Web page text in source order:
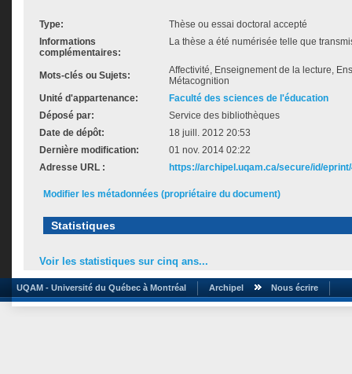
Type:
Thèse ou essai doctoral accepté
Informations
complémentaires:
La thèse a été numérisée telle que
Mots-clés ou Sujets:
Affectivité, Enseignement de la lecture,
Métacognition
Unité d'appartenance:
Faculté des sciences de l'éducation
Déposé par:
Service des bibliothèques
Date de dépôt:
18 juill. 2012 20:53
Dernière modification:
01 nov. 2014 02:22
Adresse URL :
https://archipel.uqam.ca/secure/id/
Modifier les métadonnées (propriétaire du document)
Statistiques
Voir les statistiques sur cinq ans...
UQAM - Université du Québec à Montréal Archipel Nous écrire